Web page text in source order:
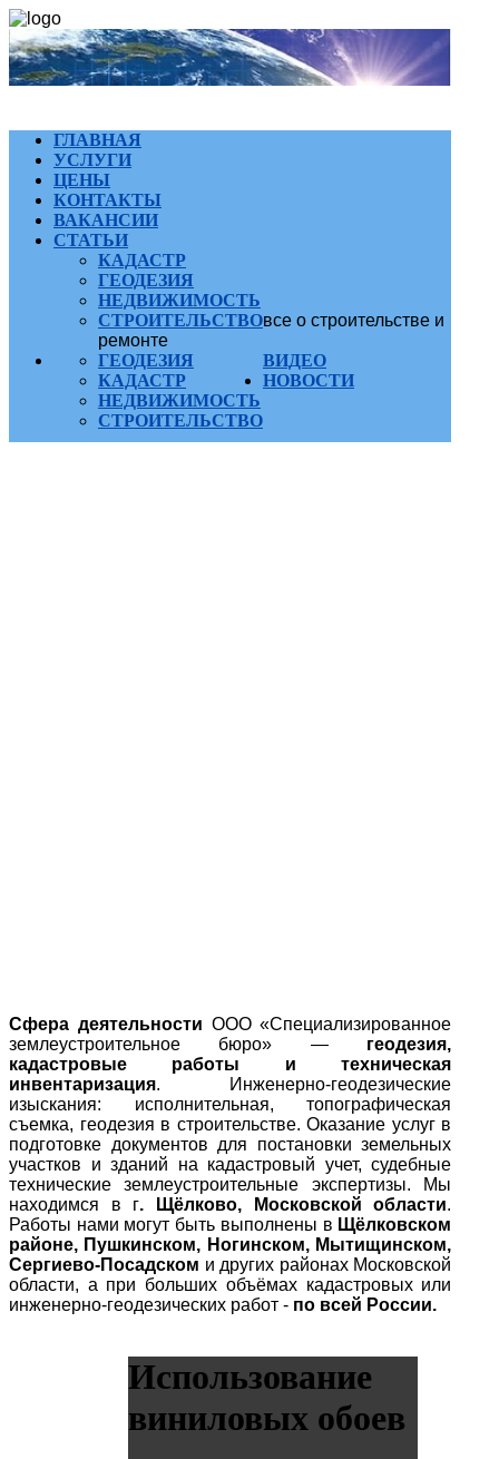
ГЛАВНАЯ
УСЛУГИ
ЦЕНЫ
КОНТАКТЫ
ВАКАНСИИ
СТАТЬИ
КАДАСТР
ГЕОДЕЗИЯ
НЕДВИЖИМОСТЬ
СТРОИТЕЛЬСТВОвсе о строительстве и
ремонте
ВИДЕО
ГЕОДЕЗИЯ
КАДАСТР
НЕДВИЖИМОСТЬ
СТРОИТЕЛЬСТВО
НОВОСТИ
Сфера деятельности ООО «Специализированное
землеустроительное бюро» — геодезия,
кадастровые работы и техническая
инвентаризация. Инженерно-геодезические
изыскания: исполнительная, топографическая
съемка, геодезия в строительстве. Оказание услуг в
подготовке документов для постановки земельных
участков и зданий на кадастровый учет, судебные
технические землеустроительные экспертизы. Мы
находимся в г. Щёлково, Московской области.
Работы нами могут быть выполнены в Щёлковском
районе, Пушкинском, Ногинском, Мытищинском,
Сергиево-Посадском и других районах Московской
области, а при больших объёмах кадастровых или
инженерно-геодезических работ - по всей России.
Использование
виниловых обоев